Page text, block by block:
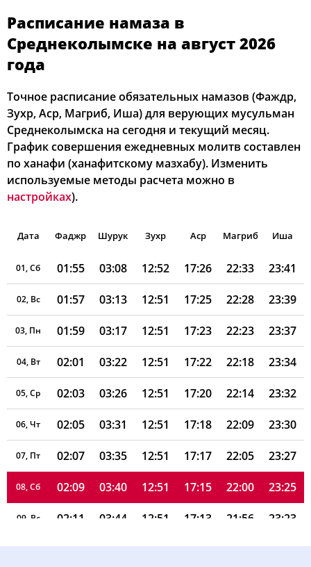
Расписание намаза в
Среднеколымске на август 2026
года
Точное расписание обязательных намазов (Фаждр,
Зухр, Аср, Магриб, Иша) для верующих мусульман
Среднеколымска на сегодня и текущий месяц.
График совершения ежедневных молитв составлен
по ханафи (ханафитскому мазхабу). Изменить
используемые методы расчета можно в
настройках).
Дата Фаджр Шурук Зухр Аср Магриб Иша
01, Сб 01:55 03:08 12:52 17:26 22:33 23:41
02, Вс 01:57 03:13 12:51 17:25 22:28 23:39
03, Пн 01:59 03:17 12:51 17:23 22:23 23:37
04, Вт 02:01 03:22 12:51 17:22 22:18 23:34
05, Ср 02:03 03:26 12:51 17:20 22:14 23:32
06, Чт 02:05 03:31 12:51 17:18 22:09 23:30
07, Пт 02:07 03:35 12:51 17:17 22:05 23:27
08, Сб 02:09 03:40 12:51 17:15 22:00 23:25
09, Вс 02:11 03:44 12:51 17:13 21:56 23:23
10, Пн 02:13 03:48 12:51 17:12 21:51 23:20